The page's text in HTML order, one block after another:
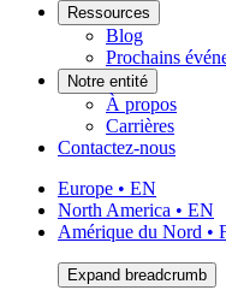
Ressources
Blog
Prochains
Notre entité
À propos
Carrières
Contactez-nous
Europe • EN
North America • EN
Amérique du Nord •
Expand breadcrumb